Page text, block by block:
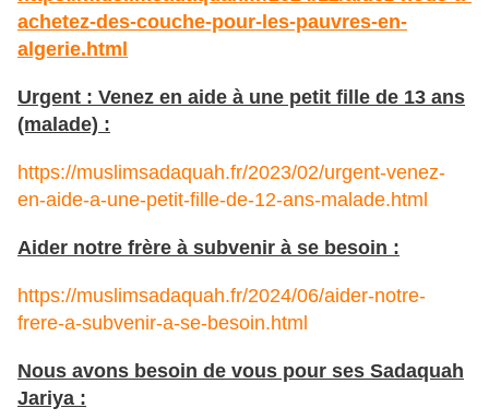
achetez-des-couche-pour-les-pauvres-en-
algerie.html
Urgent : Venez en aide à une petit fille de 13 ans
(malade) :
https://muslimsadaquah.fr/2023/02/urgent-venez-
en-aide-a-une-petit-fille-de-12-ans-malade.html
Aider notre frère à subvenir à se besoin :
https://muslimsadaquah.fr/2024/06/aider-notre-
frere-a-subvenir-a-se-besoin.html
Nous avons besoin de vous pour ses Sadaquah
Jariya :